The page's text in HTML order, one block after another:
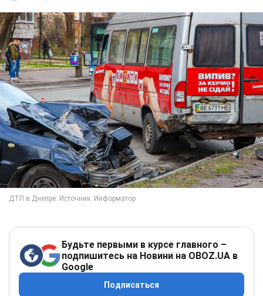
Будьте первыми в курсе главного –
подпишитесь на Новини на OBOZ.UA в
Google
Подписаться